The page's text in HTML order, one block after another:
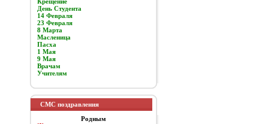
День Студента
14 Февраля
23 Февраля
8 Марта
Масленица
Пасха
1 Мая
9 Мая
Врачам
Учителям
СМС поздравления
Родным